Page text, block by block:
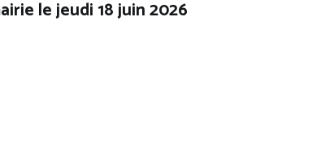
le jeudi 18 juin 2026